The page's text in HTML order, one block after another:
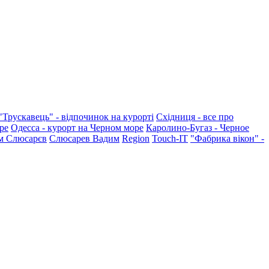
- відпочинок на курорті Східниця - все про
Одесса - курорт на Черном море Каролино-Бугаз - Черное
Слюсарєв Слюсарев Вадим Region Touch-IT "Фабрика вікон" -